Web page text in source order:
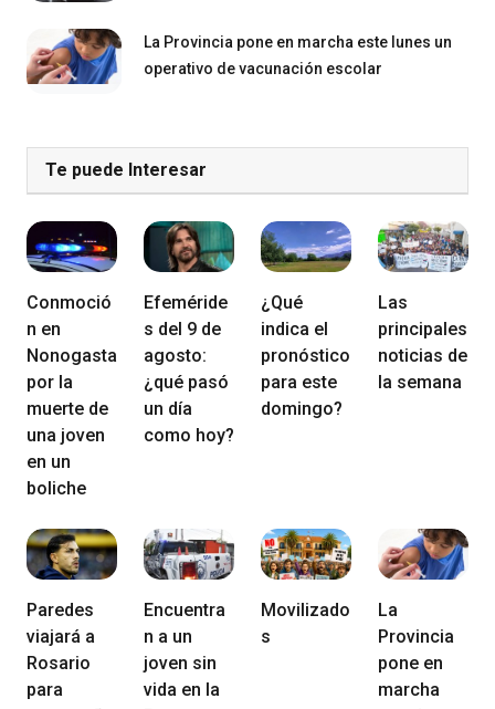
La Provincia pone en marcha este lunes un
operativo de vacunación escolar
Te puede Interesar
Conmoció
n en
Nonogasta
por la
muerte de
una joven
en un
boliche
Efeméride
s del 9 de
agosto:
¿qué pasó
un día
como hoy?
¿Qué
indica el
pronóstico
para este
domingo?
Las
principales
noticias de
la semana
Paredes
viajará a
Rosario
para
Encuentra
n a un
joven sin
vida en la
Movilizado
s
La
Provincia
pone en
marcha